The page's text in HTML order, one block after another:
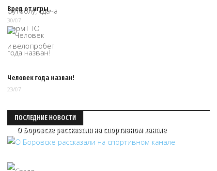
Вред от игры
30/07
Человек года назван!
23/07
ПОСЛЕДНИЕ НОВОСТИ
О Боровске рассказали на спортивном канале